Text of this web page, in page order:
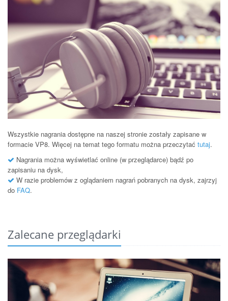
Wszystkie nagrania dostępne na naszej stronie zostały zapisane w
formacie VP8. Więcej na temat tego formatu można przeczytać tutaj.
Nagrania można wyświetlać online (w przeglądarce) bądź po
zapisaniu na dysk,
W razie problemów z oglądaniem nagrań pobranych na dysk, zajrzyj
do FAQ.
Zalecane przeglądarki